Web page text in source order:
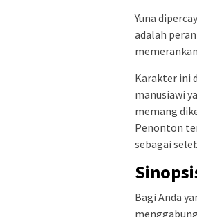
Yuna
adalah
Karakter ini
manusiawi
memang
Penonton
sebagai
Bagi Anda